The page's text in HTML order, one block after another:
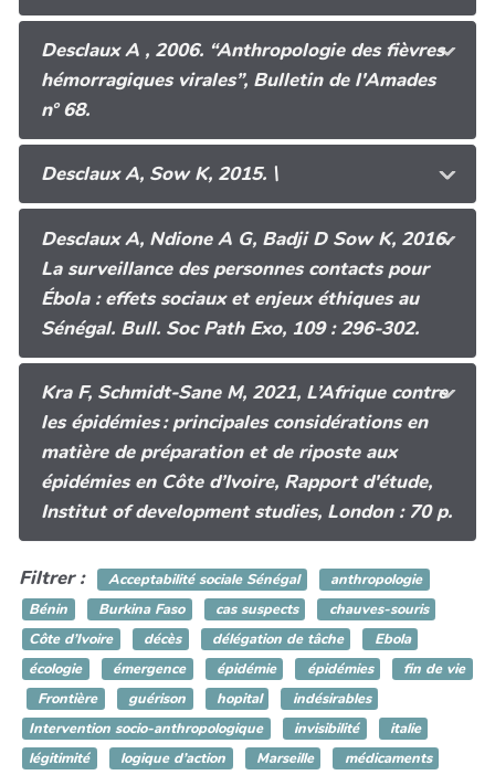
Desclaux A , 2006. “Anthropologie des fièvres
hémorragiques virales”, Bulletin de l'Amades
n° 68.
Desclaux A, Sow K, 2015. \
Desclaux A, Ndione A G, Badji D Sow K, 2016.
La surveillance des personnes contacts pour
Ébola : effets sociaux et enjeux éthiques au
Sénégal. Bull. Soc Path Exo, 109 : 296-302.
Kra F, Schmidt-Sane M, 2021, L’Afrique contre
les épidémies : principales considérations en
matière de préparation et de riposte aux
épidémies en Côte d’Ivoire, Rapport d'étude,
Institut of development studies, London : 70 p.
Filtrer : Acceptabilité sociale Sénégal
anthropologie
Bénin
Burkina Faso cas suspects
chauves-souris
Côte d’Ivoire
décès délégation de tâche
Ebola
écologie
émergence épidémie épidémies
fin de vie
Frontière
guérison hopital
indésirables
Intervention socio-anthropologique
invisibilité
italie
légitimité
logique d’action Marseille
médicaments